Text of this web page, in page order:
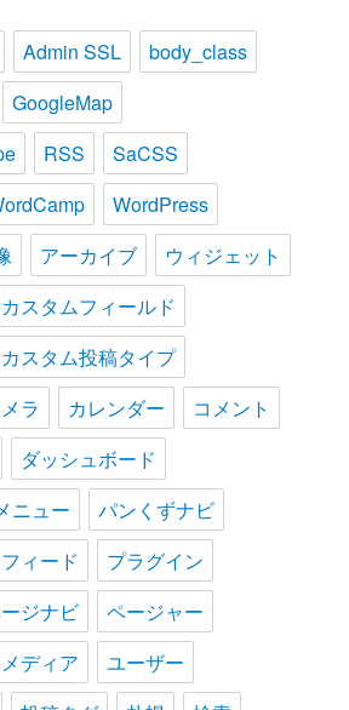
Admin SSL
body_class
GoogleMap
RSS
SaCSS
WordPress
アーカイブ
ウィジェット
カスタムフィールド
カスタム投稿タイプ
ラ カレンダー
コメント
ダッシュボード
ニュー
パンくずナビ
フィード
プラグイン
ジナビ
ページャー
メディア
ユーザー